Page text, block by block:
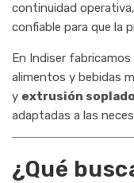
continuidad
confiable para que la
En Indiser
alimentos y bebidas
y extrusión soplado
adaptadas a las
¿Qué